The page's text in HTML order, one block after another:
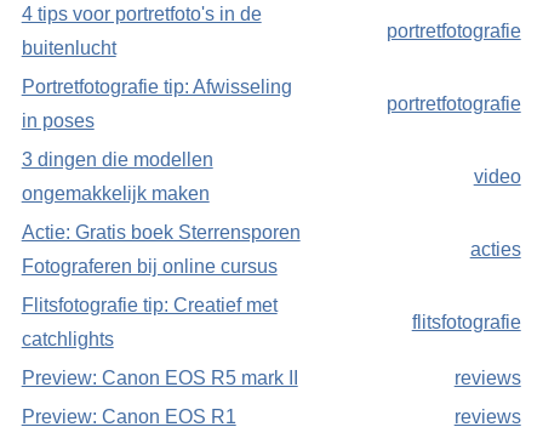
4 tips voor portretfoto's in de
buitenlucht
portretfotografie
Portretfotografie tip: Afwisseling
in poses
portretfotografie
3 dingen die modellen
ongemakkelijk maken
video
Actie: Gratis boek Sterrensporen
Fotograferen bij online cursus
acties
Flitsfotografie tip: Creatief met
catchlights
flitsfotografie
Preview: Canon EOS R5 mark II
reviews
Preview: Canon EOS R1
reviews